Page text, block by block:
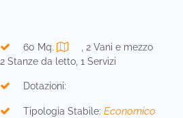
60 Mq.
, 2 Vani e mezzo
2 Stanze da letto, 1 Servizi
Dotazioni:
Tipologia Stabile: Economico